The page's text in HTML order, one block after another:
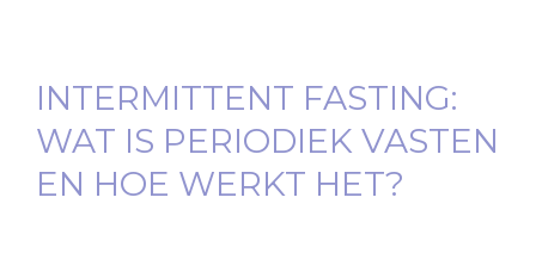
INTERMITTENT FASTING:
WAT IS PERIODIEK VASTEN
EN HOE WERKT HET?